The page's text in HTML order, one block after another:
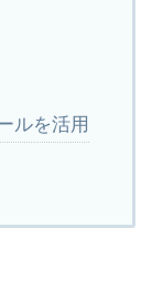
ルを活用